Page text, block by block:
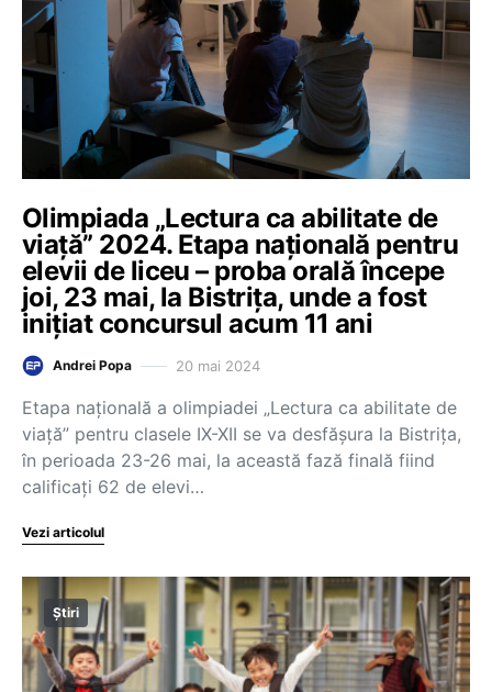
Olimpiada „Lectura ca abilitate de
viață” 2024. Etapa națională pentru
elevii de liceu – proba orală începe
joi, 23 mai, la Bistrița, unde a fost
inițiat concursul acum 11 ani
Andrei Popa 20 mai 2024
Etapa naţională a olimpiadei „Lectura ca abilitate de
viaţă” pentru clasele IX-XII se va desfăşura la Bistriţa,
în perioada 23-26 mai, la această fază finală fiind
calificaţi 62 de elevi…
Vezi articolul
Știri